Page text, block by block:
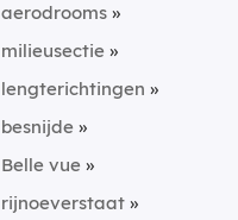
aerodrooms
milieusectie
lengterichtingen
besnijde
Belle vue
rijnoeverstaat